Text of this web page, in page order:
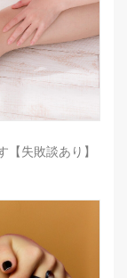
失敗談あり】